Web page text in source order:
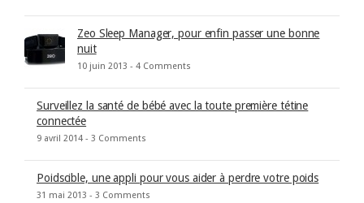
Zeo Sleep Manager, pour enfin passer une bonne
nuit
10 juin 2013 - 4 Comments
Surveillez la santé de bébé avec la toute première tétine
connectée
9 avril 2014 - 3 Comments
Poidscible, une appli pour vous aider à perdre votre poids
31 mai 2013 - 3 Comments